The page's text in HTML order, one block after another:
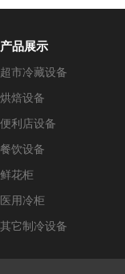
产品展示
超市冷藏设备
烘焙设备
便利店设备
餐饮设备
鲜花柜
医用冷柜
其它制冷设备